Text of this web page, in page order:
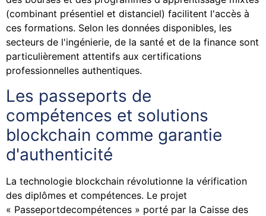
(combinant présentiel et distanciel) facilitent l'accès à
ces formations. Selon les données disponibles, les
secteurs de l'ingénierie, de la santé et de la finance sont
particulièrement attentifs aux certifications
professionnelles authentiques.
Les passeports de
compétences et solutions
blockchain comme garantie
d'authenticité
La technologie blockchain révolutionne la vérification
des diplômes et compétences. Le projet
« Passeportdecompétences » porté par la Caisse des